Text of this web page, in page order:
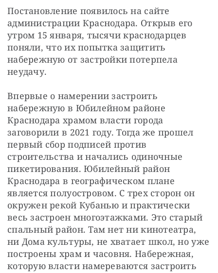
Постановление появилось на сайте
администрации Краснодара. Открыв его
утром 15 января, тысячи краснодарцев
поняли, что их попытка защитить
набережную от застройки потерпела
неудачу.
Впервые о намерении застроить
набережную в Юбилейном районе
Краснодара храмом власти города
заговорили в 2021 году. Тогда же прошел
первый сбор подписей против
строительства и начались одиночные
пикетирования. Юбилейный район
Краснодара в географическом плане
является полуостровом. С трех сторон он
окружен рекой Кубанью и практически
весь застроен многоэтажками. Это старый
спальный район. Там нет ни кинотеатра,
ни Дома культуры, не хватает школ, но уже
построены храм и часовня. Набережная,
которую власти намереваются застроить